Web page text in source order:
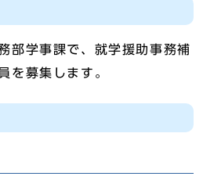
部学事課で、就学援助事務補
を募集します。